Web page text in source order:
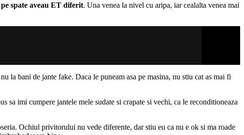
spate aveau ET diferit. Una venea la nivel cu aripa, iar cealalta venea mai
la bani de jante fake. Daca le puneam asa pe masina, nu stiu cat as mai fi
imi cumpere jantele mele sudate si crapate si vechi, ca le reconditioneaza
Ochiul privitorului nu vede diferente, dar stiu eu ca nu e ok si ma roade